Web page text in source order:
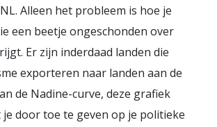
Alleen het probleem is hoe je
een beetje ongeschonden over
Er zijn inderdaad landen die
exporteren naar landen aan de
de Nadine-curve, deze grafiek
je door toe te geven op je politieke